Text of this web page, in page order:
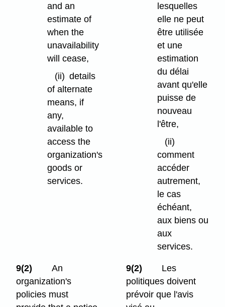
and an
estimate of
when the
unavailability
will cease,
(ii) details
of alternate
means, if
any,
available to
access the
organization's
goods or
services.
lesquelles
elle ne peut
être utilisée
et une
estimation
du délai
avant qu'elle
puisse de
nouveau
l'être,
(ii)
comment
accéder
autrement,
le cas
échéant,
aux biens ou
aux
services.
9(2)
An
organization's
policies must
9(2)
Les
politiques doivent
prévoir que l'avis